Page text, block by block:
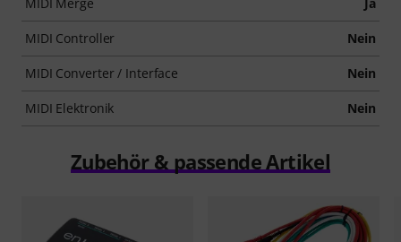
MIDI Controller Nein
MIDI Converter / Interface Nein
MIDI Elektronik Nein
Zubehör & passende Artikel